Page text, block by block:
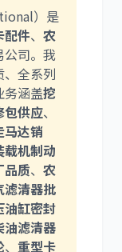
）是
配件、 农
公司。我
全系列
务涵盖挖
包供应、
马达销
载机制动
品质、 农
滤清器批
油缸密封
油滤清器
、 重型卡